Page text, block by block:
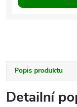
Popis produktu
Detailní